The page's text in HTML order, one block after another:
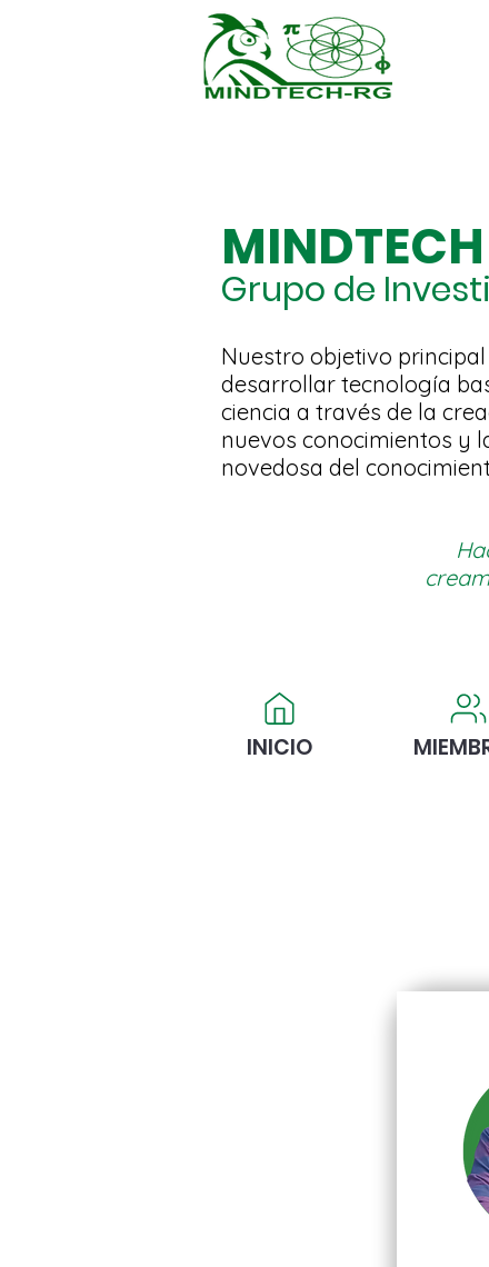
MINDTECH
Grupo de
Nuestro objetivo principal
desarrollar tecnología
ciencia a través de la
nuevos conocimientos y
novedosa del
INICIO